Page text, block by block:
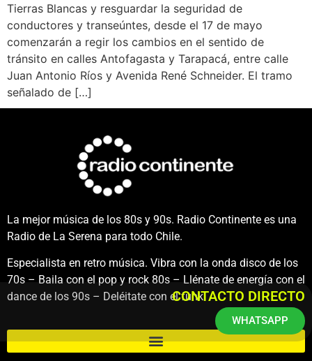
Tierras Blancas y resguardar la seguridad de
conductores y transeúntes, desde el 17 de mayo
comenzarán a regir los cambios en el sentido de
tránsito en calles Antofagasta y Tarapacá, entre calle
Juan Antonio Ríos y Avenida René Schneider. El tramo
señalado de […]
La mejor música de los 80s y 90s. Radio Continente es una
Radio de La Serena para todo Chile.
Especialista en retro música. Vibra con la onda disco de los
70s – Baila con el pop y rock 80s – Llénate de energía con el
dance de los 90s – Deléitate con el funk.CONTACTO DIRECTO
WHATSAPP